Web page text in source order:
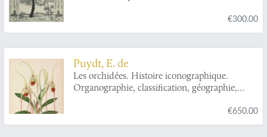
€300.00
Puydt, E. de
Les orchidées. Histoire iconographique.
Organographie, classification, géographie,
une revue descriptive des espèces cultivées en
Europe. Ouvrage orné de 244 vignettes et de
€650.00